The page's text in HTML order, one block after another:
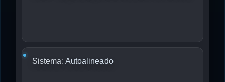
Sistema: Autoalineado